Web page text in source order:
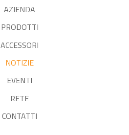
AZIENDA
PRODOTTI
ACCESSORI
NOTIZIE
EVENTI
RETE
CONTATTI